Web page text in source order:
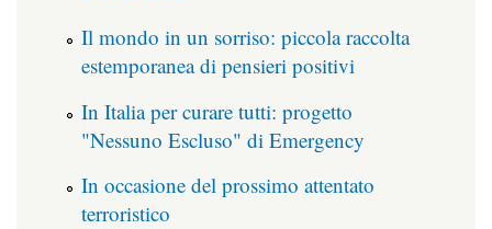
Il mondo in un sorriso: piccola raccolta
estemporanea di pensieri positivi
In Italia per curare tutti: progetto
"Nessuno Escluso" di Emergency
In occasione del prossimo attentato
terroristico